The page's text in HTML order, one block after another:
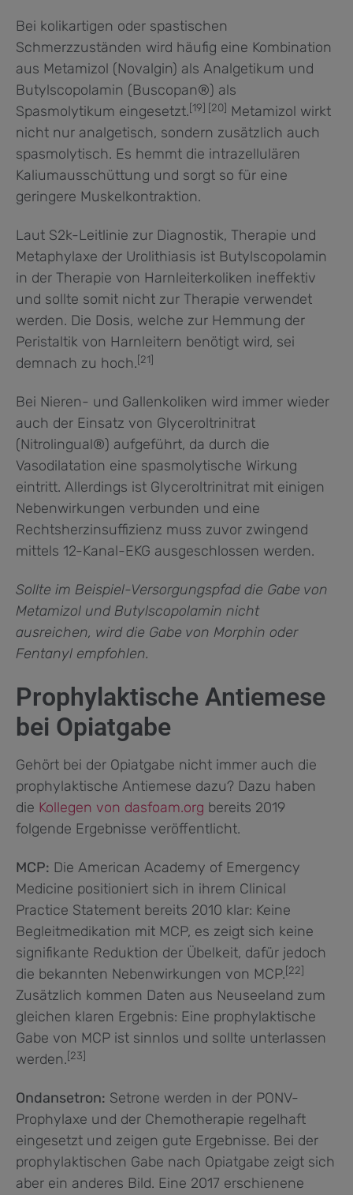
Bei kolikartigen oder spastischen
Schmerzzuständen wird häufig eine Kombination
aus Metamizol (Novalgin) als Analgetikum und
Butylscopolamin (Buscopan®) als
Spasmolytikum eingesetzt.[19] [20] Metamizol wirkt
nicht nur analgetisch, sondern zusätzlich auch
spasmolytisch. Es hemmt die intrazellulären
Kaliumausschüttung und sorgt so für eine
geringere Muskelkontraktion.
Laut S2k-Leitlinie zur Diagnostik, Therapie und
Metaphylaxe der Urolithiasis ist Butylscopolamin
in der Therapie von Harnleiterkoliken ineffektiv
und sollte somit nicht zur Therapie verwendet
werden. Die Dosis, welche zur Hemmung der
Peristaltik von Harnleitern benötigt wird, sei
demnach zu hoch.[21]
Bei Nieren- und Gallenkoliken wird immer wieder
auch der Einsatz von Glyceroltrinitrat
(Nitrolingual®) aufgeführt, da durch die
Vasodilatation eine spasmolytische Wirkung
eintritt. Allerdings ist Glyceroltrinitrat mit einigen
Nebenwirkungen verbunden und eine
Rechtsherzinsuffizienz muss zuvor zwingend
mittels 12-Kanal-EKG ausgeschlossen werden.
Sollte im Beispiel-Versorgungspfad die Gabe von
Metamizol und Butylscopolamin nicht
ausreichen, wird die Gabe von Morphin oder
Fentanyl empfohlen.
Prophylaktische Antiemese
bei Opiatgabe
Gehört bei der Opiatgabe nicht immer auch die
prophylaktische Antiemese dazu? Dazu haben
die Kollegen von dasfoam.org bereits 2019
folgende Ergebnisse veröffentlicht.
MCP: Die American Academy of Emergency
Medicine positioniert sich in ihrem Clinical
Practice Statement bereits 2010 klar: Keine
Begleitmedikation mit MCP, es zeigt sich keine
signifikante Reduktion der Übelkeit, dafür jedoch
die bekannten Nebenwirkungen von MCP.[22]
Zusätzlich kommen Daten aus Neuseeland zum
gleichen klaren Ergebnis: Eine prophylaktische
Gabe von MCP ist sinnlos und sollte unterlassen
werden.[23]
Ondansetron: Setrone werden in der PONV-
Prophylaxe und der Chemotherapie regelhaft
eingesetzt und zeigen gute Ergebnisse. Bei der
prophylaktischen Gabe nach Opiatgabe zeigt sich
aber ein anderes Bild. Eine 2017 erschienene